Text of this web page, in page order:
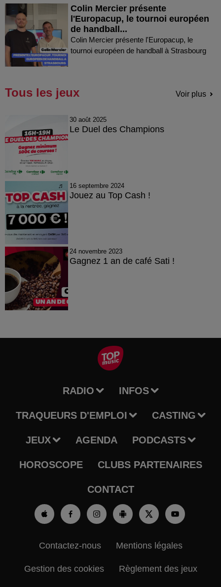
Colin Mercier présente
l'Europacup, le tournoi européen
de handball...
Colin Mercier présente l'Europacup, le
tournoi européen de handball à Strasbourg
Tous les jeux Voir plus
30 août 2025
Le Duel des Champions
16 septembre 2024
Jouez au Top Cash !
24 novembre 2023
Gagnez 1 an de café Sati !
RADIO INFOS
TRAQUEURS D'EMPLOI CASTING
JEUX AGENDA PODCASTS
HOROSCOPE CLUBS PARTENAIRES
CONTACT
Contactez-nous Mentions légales
Gestion des cookies Règlement des jeux